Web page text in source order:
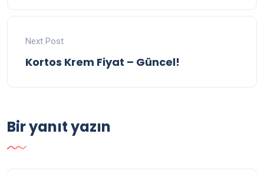
Next Post
Kortos Krem Fiyat – Güncel!
Bir yanıt yazın